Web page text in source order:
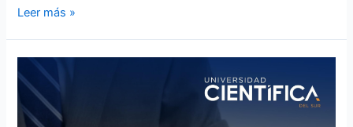
Leer más »
Denzel
Huamán
Loja,
estudiante